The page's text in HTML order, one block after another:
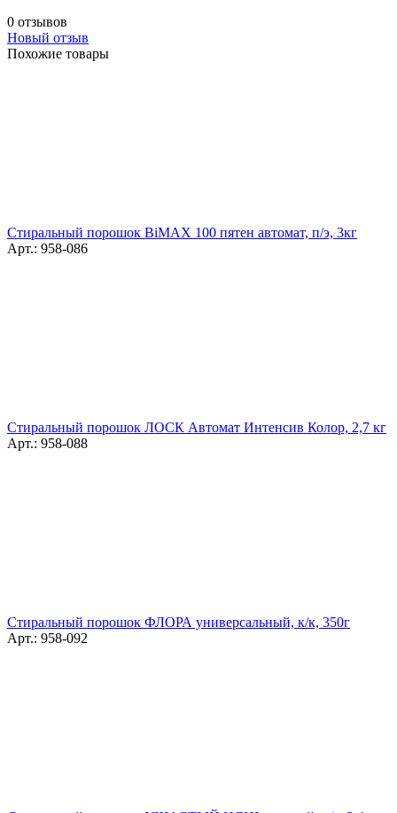
0 отзывов
Новый отзыв
Похожие товары
Стиральный порошок BiMAX 100 пятен автомат, п/э, 3кг
Арт.: 958-086
Стиральный порошок ЛОСК Автомат Интенсив Колор, 2,7 кг
Арт.: 958-088
Стиральный порошок ФЛОРА универсальный, к/к, 350г
Арт.: 958-092